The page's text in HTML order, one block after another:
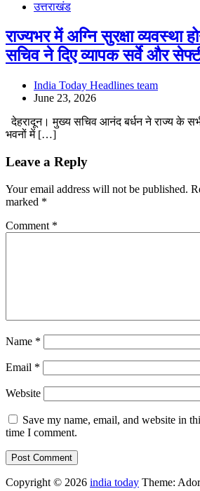
उत्तराखंड
राज्यभर में अग्नि सुरक्षा व्यवस्था
सचिव ने दिए व्यापक सर्वे और
India Today Headlines team
June 23, 2026
देहरादून। मुख्य सचिव आनंद बर्धन ने राज्य के
भवनों में […]
Leave a Reply
Your email address will not be published.
marked *
Comment *
Name *
Email *
Website
Save my name, email, and website in
time I comment.
Copyright © 2026 india today Theme: